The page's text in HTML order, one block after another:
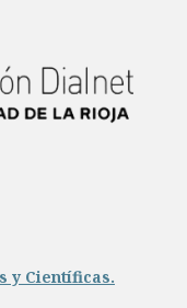
y Científicas.